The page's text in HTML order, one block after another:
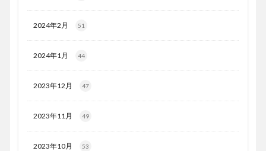
2024年2月 51
2024年1月 44
2023年12月 47
2023年11月 49
2023年10月 53